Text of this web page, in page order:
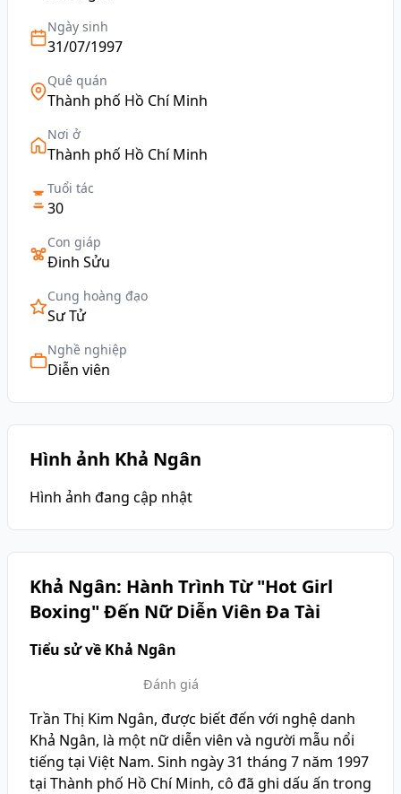
Ngày sinh
31/07/1997
Quê quán
Thành phố Hồ Chí Minh
Nơi ở
Thành phố Hồ Chí Minh
Tuổi tác
30
Con giáp
Đinh Sửu
Cung hoàng đạo
Sư Tử
Nghề nghiệp
Diễn viên
Hình ảnh Khả Ngân
Hình ảnh đang cập nhật
Khả Ngân: Hành Trình Từ "Hot Girl
Boxing" Đến Nữ Diễn Viên Đa Tài
Tiểu sử về Khả Ngân
Đánh giá
Trần Thị Kim Ngân, được biết đến với nghệ danh
Khả Ngân, là một nữ diễn viên và người mẫu nổi
tiếng tại Việt Nam. Sinh ngày 31 tháng 7 năm 1997
tại Thành phố Hồ Chí Minh, cô đã ghi dấu ấn trong